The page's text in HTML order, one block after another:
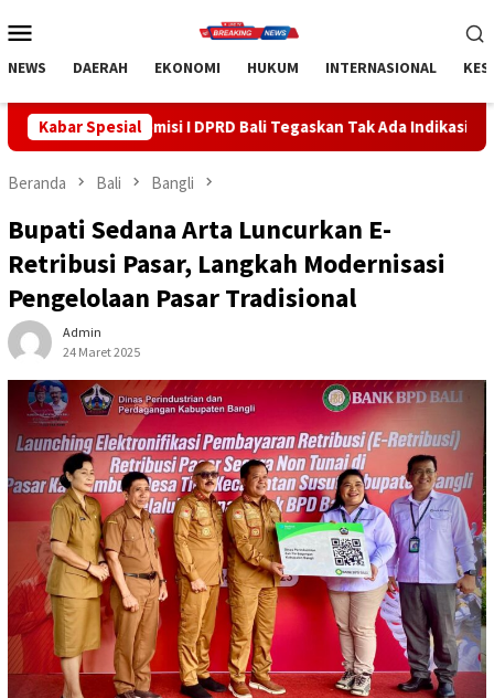
ke
Mobile
NEWS DAERAH EKONOMI HUKUM INTERNASIONAL
Kabar Spesial
DPRD Bali Tegaskan Tak Ada Indikasi Penyalahgunaan Barang
Beranda Bali Bangli
Bupati Sedana Arta Luncurkan E-
Retribusi Pasar, Langkah Modernisasi
Pengelolaan Pasar Tradisional
Admin
24 Maret 2025